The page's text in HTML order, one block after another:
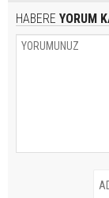
HABERE YORUM